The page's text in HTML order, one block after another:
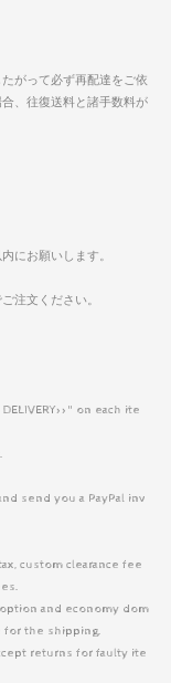
がって必ず再配達をご依
、往復送料と諸手数料が
にお願いします。
注文ください。
on each ite
.
send you a PayPal inv
custom clearance fee
and economy dom
for the shipping.
returns for faulty ite